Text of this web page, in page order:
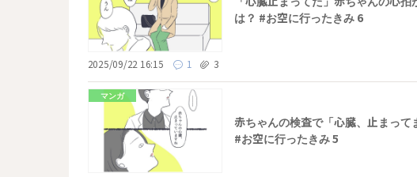
は？ #お空に行ったきみ 6
2025/09/22 16:15 1 3
マンガ
赤ちゃんの検査で「心臓、止まっ
#お空に行ったきみ 5